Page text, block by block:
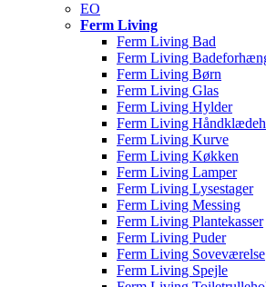
EO
Ferm Living
Ferm Living Bad
Ferm Living
Ferm Living Børn
Ferm Living Glas
Ferm Living Hylder
Ferm Living
Ferm Living Kurve
Ferm Living Køkken
Ferm Living Lamper
Ferm Living Lysestager
Ferm Living Messing
Ferm Living Plantekasser
Ferm Living Puder
Ferm Living Soveværelse
Ferm Living Spejle